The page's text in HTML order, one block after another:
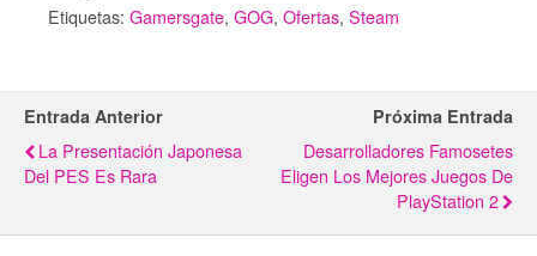
Etiquetas: Gamersgate, GOG, Ofertas, Steam
Entrada Anterior
La Presentación Japonesa
Del PES Es Rara
Próxima Entrada
Desarrolladores Famosetes
Eligen Los Mejores Juegos De
PlayStation 2